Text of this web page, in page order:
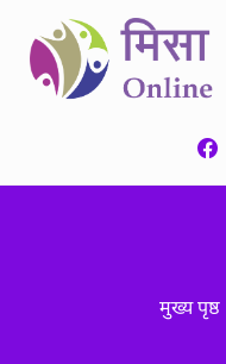
मुख्य पृष्ठ